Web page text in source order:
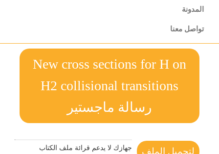
المدونة
تواصل معنا
New cross sections for H on
H2 collisional transitions
رسالة ماجستير
لتحميل الملف جهازك لا يدعم قرائة ملف الكتاب